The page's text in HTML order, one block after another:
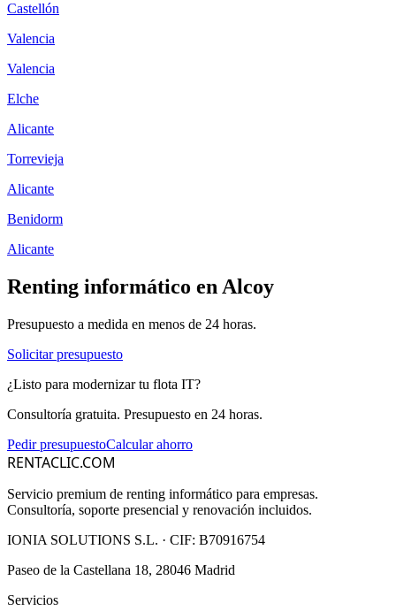
Castellón
Valencia
Valencia
Elche
Alicante
Torrevieja
Alicante
Benidorm
Alicante
Renting informático enAlcoy
Presupuesto a medida en menos de 24 horas.
Solicitar presupuesto
¿Listo para modernizar tu flota IT?
Consultoría gratuita. Presupuesto en 24 horas.
Pedir presupuestoCalcular ahorro
RENTACLIC.COM
Servicio premium de renting informático para empresas.
Consultoría, soporte presencial y renovación incluidos.
IONIA SOLUTIONS S.L. · CIF: B70916754
Paseo de la Castellana 18, 28046 Madrid
Servicios